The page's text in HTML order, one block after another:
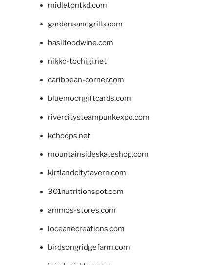
midletontkd.com
gardensandgrills.com
basilfoodwine.com
nikko-tochigi.net
caribbean-corner.com
bluemoongiftcards.com
rivercitysteampunkexpo.com
kchoops.net
mountainsideskateshop.com
kirtlandcitytavern.com
301nutritionspot.com
ammos-stores.com
loceanecreations.com
birdsongridgefarm.com